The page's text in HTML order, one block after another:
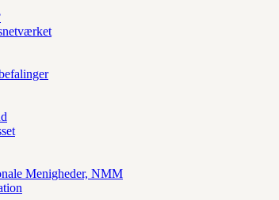
Menigheder, NMM